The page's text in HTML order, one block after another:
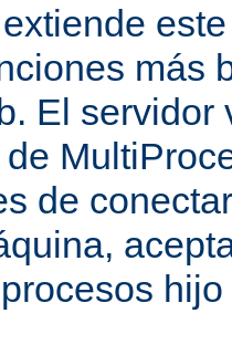
más
El servidor
de